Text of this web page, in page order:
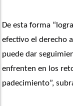
De esta forma
efectivo el derecho
puede dar
enfrenten en los
padecimiento”,